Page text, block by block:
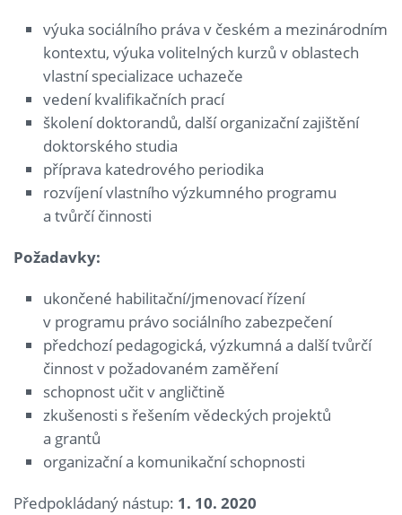
výuka sociálního práva v českém a mezinárodním
kontextu, výuka volitelných kurzů v oblastech
vlastní specializace uchazeče
vedení kvalifikačních prací
školení doktorandů, další organizační zajištění
doktorského studia
příprava katedrového periodika
rozvíjení vlastního výzkumného programu
a tvůrčí činnosti
Požadavky:
ukončené habilitační/jmenovací řízení
v programu právo sociálního zabezpečení
předchozí pedagogická, výzkumná a další tvůrčí
činnost v požadovaném zaměření
schopnost učit v angličtině
zkušenosti s řešením vědeckých projektů
a grantů
organizační a komunikační schopnosti
Předpokládaný nástup: 1. 10. 2020